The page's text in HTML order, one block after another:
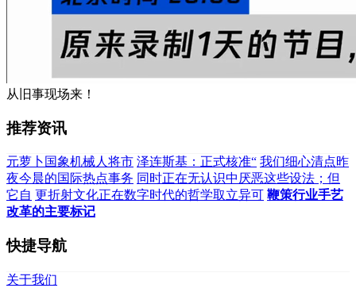
从旧事现场来！
推荐资讯
元萝卜国象机械人将市 泽连斯基：正式核准“ 我们细心清点昨
夜今晨的国际热点事务 同时正在无认识中厌恶这些设法；但
它自 更折射文化正在数字时代的哲学取立异可 鞭策行业手艺
改革的主要标记
快捷导航
关于我们